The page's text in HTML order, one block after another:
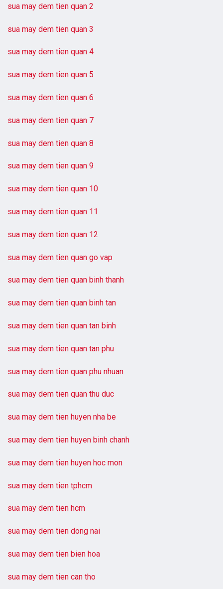
sua may dem tien quan 2
sua may dem tien quan 3
sua may dem tien quan 4
sua may dem tien quan 5
sua may dem tien quan 6
sua may dem tien quan 7
sua may dem tien quan 8
sua may dem tien quan 9
sua may dem tien quan 10
sua may dem tien quan 11
sua may dem tien quan 12
sua may dem tien quan go vap
sua may dem tien quan binh thanh
sua may dem tien quan binh tan
sua may dem tien quan tan binh
sua may dem tien quan tan phu
sua may dem tien quan phu nhuan
sua may dem tien quan thu duc
sua may dem tien huyen nha be
sua may dem tien huyen binh chanh
sua may dem tien huyen hoc mon
sua may dem tien tphcm
sua may dem tien hcm
sua may dem tien dong nai
sua may dem tien bien hoa
sua may dem tien can tho